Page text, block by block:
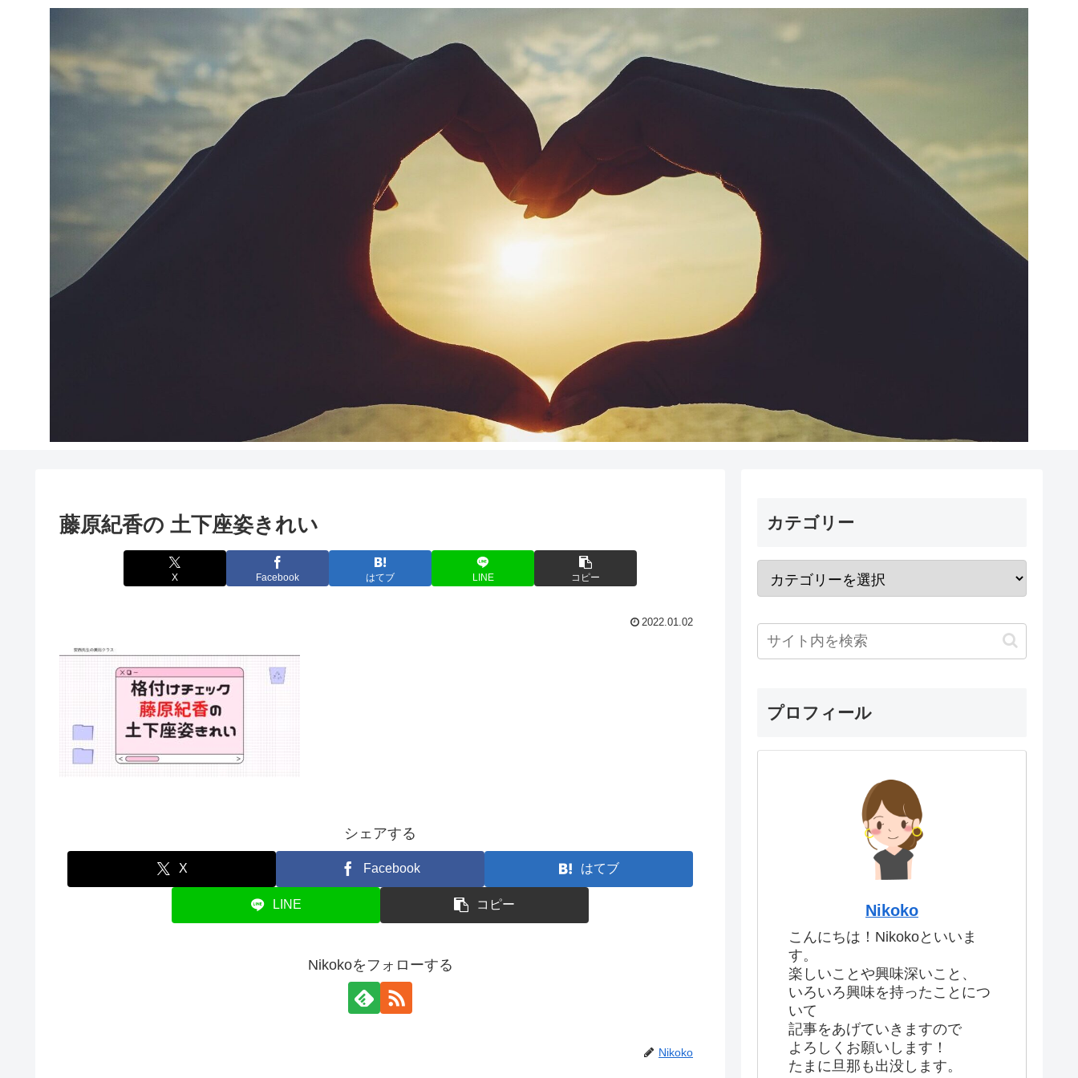
藤原紀香の 土下座姿きれい
X Facebook はてブ LINE コピー
2022.01.02
シェアする
X Facebook はてブ
LINE コピー
Nikokoをフォローする
Nikoko
カテゴリー
プロフィール
Nikoko
こんにちは！Nikokoといいま
す。
楽しいことや興味深いこと、
いろいろ興味を持ったことにつ
いて
記事をあげていきますので
よろしくお願いします！
たまに旦那も出没します。